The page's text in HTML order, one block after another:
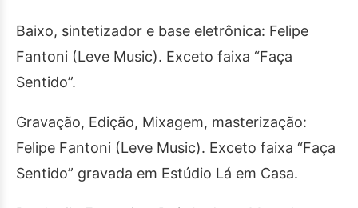
Baixo, sintetizador e base eletrônica: Felipe
Fantoni (Leve Music). Exceto faixa “Faça
Sentido”.
Gravação, Edição, Mixagem, masterização:
Felipe Fantoni (Leve Music). Exceto faixa “Faça
Sentido” gravada em Estúdio Lá em Casa.